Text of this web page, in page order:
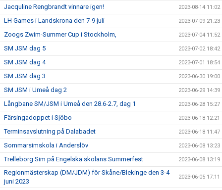
Jacquline Rengbrandt vinnare igen! 2023-08-14 11:02
LH Games i Landskrona den 7-9 juli 2023-07-09 21:23
Zoogs Zwim-Summer Cup i Stockholm, 2023-07-04 11:52
SM JSM dag 5 2023-07-02 18:42
SM JSM dag 4 2023-07-01 18:54
SM JSM dag 3 2023-06-30 19:00
SM JSM i Umeå dag 2 2023-06-29 14:39
Långbane SM/JSM i Umeå den 28.6-2.7, dag 1 2023-06-28 15:27
Färsingadoppet i Sjöbo 2023-06-18 12:21
Terminsavslutning på Dalabadet 2023-06-18 11:47
Sommarsimskola i Anderslöv 2023-06-08 13:23
Trelleborg Sim på Engelska skolans Summerfest 2023-06-08 13:19
Regionmästerskap (DM/JDM) för Skåne/Blekinge den 3-4
juni 2023
2023-06-05 17:11